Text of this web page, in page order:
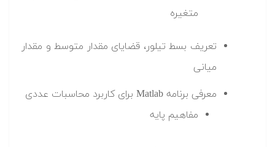
متغیره
تعریف بسط تیلور، قضایای مقدار متوسط و مقدار
میانی
معرفی برنامه Matlab برای کاربرد محاسبات عددی
مفاهیم پایه